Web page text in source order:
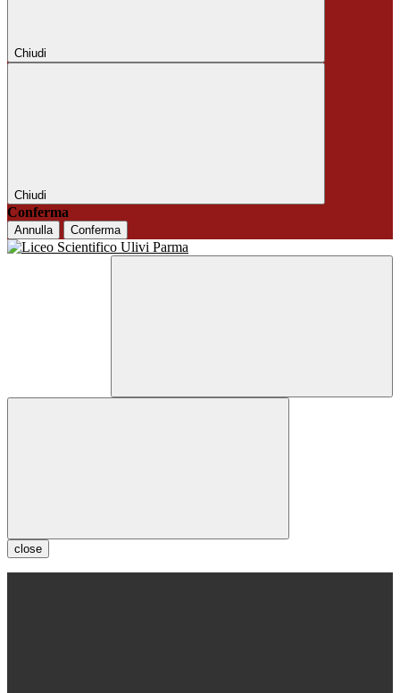
Chiudi
Chiudi
Conferma
Annulla Conferma
close